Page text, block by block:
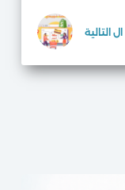
ال التالية